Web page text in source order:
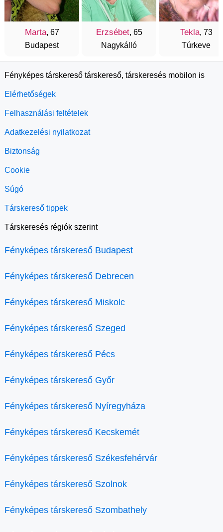
Marta, 67
Budapest
Erzsébet, 65
Nagykálló
Tekla, 73
Túrkeve
Fényképes társkereső társkereső, társkeresés mobilon is
Elérhetőségek
Felhasználási feltételek
Adatkezelési nyilatkozat
Biztonság
Cookie
Súgó
Társkereső tippek
Társkeresés régiók szerint
Fényképes társkereső Budapest
Fényképes társkereső Debrecen
Fényképes társkereső Miskolc
Fényképes társkereső Szeged
Fényképes társkereső Pécs
Fényképes társkereső Győr
Fényképes társkereső Nyíregyháza
Fényképes társkereső Kecskemét
Fényképes társkereső Székesfehérvár
Fényképes társkereső Szolnok
Fényképes társkereső Szombathely